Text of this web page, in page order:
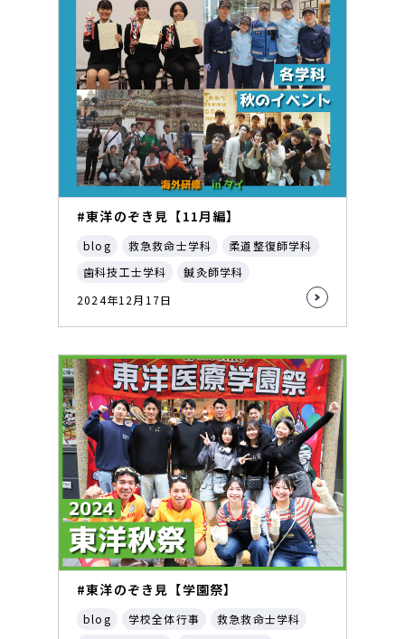
#東洋のぞき見【11月編】
blog 救急救命士学科
柔道整復師学科
歯科技工士学科
鍼灸師学科
2024年12月17日
#東洋のぞき見【学園祭】
blog 学校全体行事
救急救命士学科